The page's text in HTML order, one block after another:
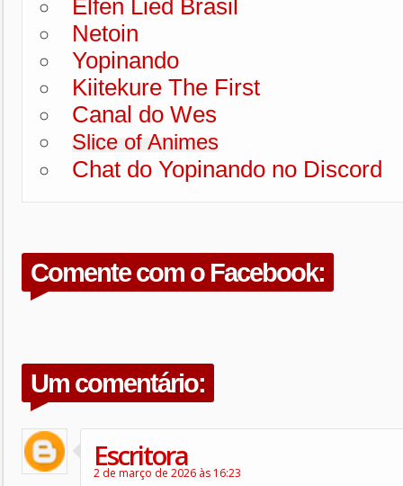
Elfen Lied Brasil
Netoin
Yopinando
Kiitekure The First
Canal do Wes
Slice of Animes
Chat do Yopinando no Discord
Comente com o Facebook:
Um comentário:
Escritora
2 de março de 2026 às 16:23